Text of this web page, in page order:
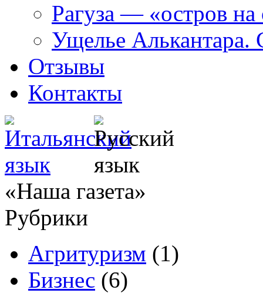
Рагуза — «остров на
Ущелье Алькантара.
Отзывы
Контакты
«Наша газета»
Рубрики
Агритуризм (1)
Бизнес (6)